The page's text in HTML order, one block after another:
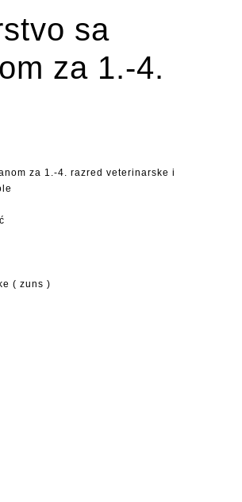
sa
za 1.-4.
za 1.-4. razred veterinarske i
( zuns )